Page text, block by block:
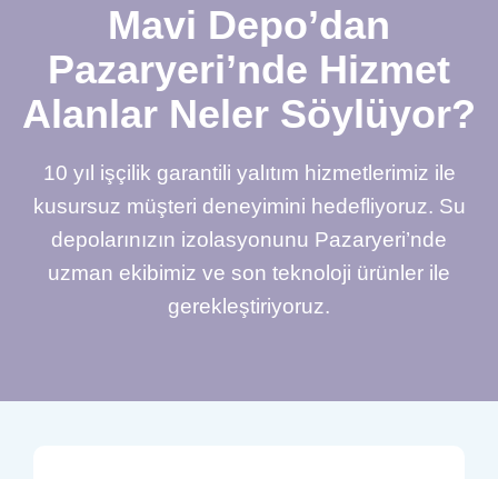
Mavi Depo’dan
Pazaryeri’nde Hizmet
Alanlar Neler Söylüyor?
10 yıl işçilik garantili yalıtım hizmetlerimiz ile
kusursuz müşteri deneyimini hedefliyoruz. Su
depolarınızın izolasyonunu Pazaryeri’nde
uzman ekibimiz ve son teknoloji ürünler ile
gerekleştiriyoruz.